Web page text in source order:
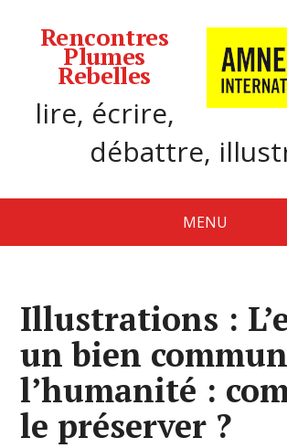
Rencontres
Plumes
Rebelles
lire, écrire,
débattre,
MENU
Illustrations :
un bien
l’humanité :
le préserver ?